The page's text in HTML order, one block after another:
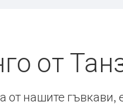
от
от нашите гъвкави,